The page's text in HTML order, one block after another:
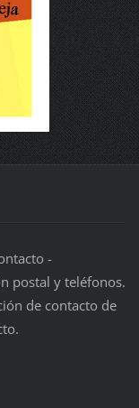
-
postal y teléfonos.
de contacto de